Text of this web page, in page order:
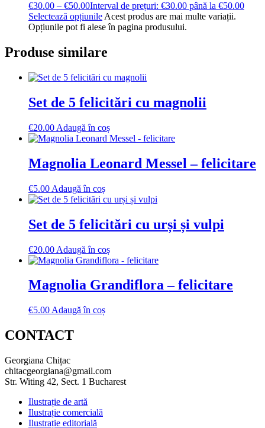
€30.00 – €50.00Interval de prețuri: €30.00 până la €50.00
Selectează opțiunile Acest produs are mai multe variații.
Opțiunile pot fi alese în pagina produsului.
Produse similare
Set de 5 felicitări cu magnolii
€20.00 Adaugă în coș
Magnolia Leonard Messel – felicitare
€5.00 Adaugă în coș
Set de 5 felicitări cu urși și vulpi
€20.00 Adaugă în coș
Magnolia Grandiflora – felicitare
€5.00 Adaugă în coș
CONTACT
Georgiana Chițac
chitacgeorgiana@gmail.com
Str. Witing 42, Sect. 1 Bucharest
Ilustrație de artă
Ilustrație comercială
Ilustrație editorială